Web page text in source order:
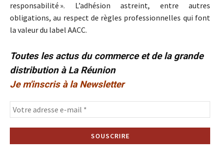
responsabilité ». L’adhésion astreint, entre autres
obligations, au respect de règles professionnelles qui font
la valeur du label AACC.
Toutes les actus du commerce et de la grande
distribution à La Réunion
Je m'inscris à la Newsletter